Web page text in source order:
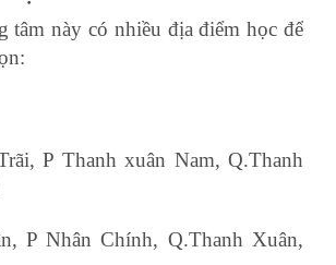
tâm này có nhiều địa điểm học để
P Thanh xuân Nam, Q.Thanh
P Nhân Chính, Q.Thanh Xuân,